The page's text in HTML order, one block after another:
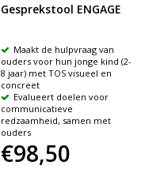
Gesprekstool ENGAGE
Maakt de hulpvraag van
ouders voor hun jonge kind (2-
8 jaar) met TOS visueel en
concreet
Evalueert doelen voor
communicatieve
redzaamheid, samen met
ouders
€98,50